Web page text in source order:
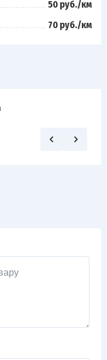
50 руб./км
70 руб./км